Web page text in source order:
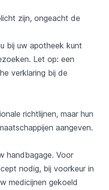
zijn, ongeacht de
bij uw apotheek kunt
Let op: een
verklaring bij de
richtlijnen, maar hun
aangeven.
handbagage. Voor
nodig, bij voorkeur in
medicijnen gekoeld